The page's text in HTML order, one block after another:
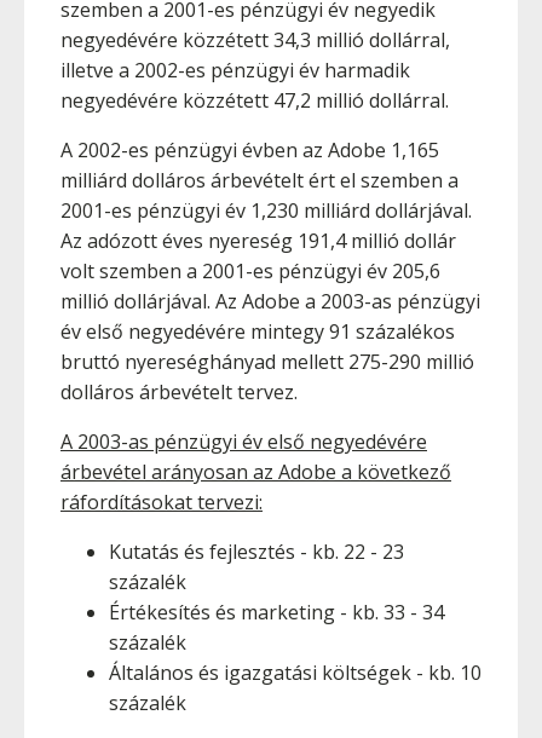
szemben a 2001-es pénzügyi év negyedik
negyedévére közzétett 34,3 millió dollárral,
illetve a 2002-es pénzügyi év harmadik
negyedévére közzétett 47,2 millió dollárral.
A 2002-es pénzügyi évben az Adobe 1,165
milliárd dolláros árbevételt ért el szemben a
2001-es pénzügyi év 1,230 milliárd dollárjával.
Az adózott éves nyereség 191,4 millió dollár
volt szemben a 2001-es pénzügyi év 205,6
millió dollárjával. Az Adobe a 2003-as pénzügyi
év első negyedévére mintegy 91 százalékos
bruttó nyereséghányad mellett 275-290 millió
dolláros árbevételt tervez.
A 2003-as pénzügyi év első negyedévére
árbevétel arányosan az Adobe a következő
ráfordításokat tervezi:
Kutatás és fejlesztés - kb. 22 - 23
százalék
Értékesítés és marketing - kb. 33 - 34
százalék
Általános és igazgatási költségek - kb. 10
százalék